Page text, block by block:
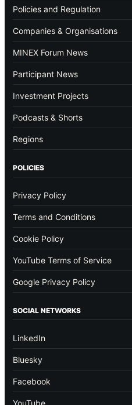
Policies and Regulation
Companies & Organisations
MINEX Forum News
Participant News
Investment Projects
Podcasts & Shorts
Regions
POLICIES
Privacy Policy
Terms and Conditions
Cookie Policy
YouTube Terms of Service
Google Privacy Policy
SOCIAL NETWORKS
LinkedIn
Bluesky
Facebook
YouTube